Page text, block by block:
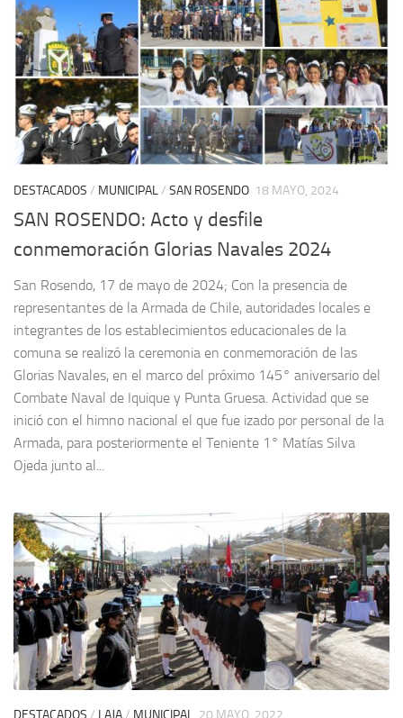
DESTACADOS / MUNICIPAL/ SAN ROSENDO 18 MAYO, 2024
SAN ROSENDO: Acto y desfile
conmemoración Glorias Navales 2024
San Rosendo, 17 de mayo de 2024; Con la presencia de
representantes de la Armada de Chile, autoridades locales e
integrantes de los establecimientos educacionales de la
comuna se realizó la ceremonia en conmemoración de las
Glorias Navales, en el marco del próximo 145° aniversario del
Combate Naval de Iquique y Punta Gruesa. Actividad que se
inició con el himno nacional el que fue izado por personal de la
Armada, para posteriormente el Teniente 1° Matías Silva
Ojeda junto al...